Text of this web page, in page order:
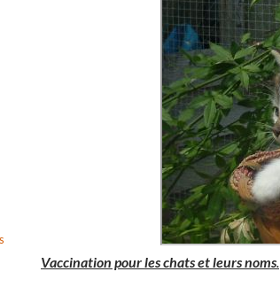
Vaccination pour les chats et leurs noms.